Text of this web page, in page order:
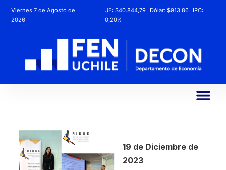
Viernes 7 de Agosto de
2026
UF: $40.844,79 Dólar: $913,86
IPC:
-0,20%
19 de Diciembre de
2023